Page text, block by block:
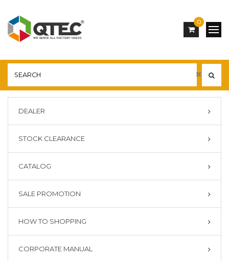
0
DEALER
STOCK CLEARANCE
CATALOG
SALE PROMOTION
HOW TO SHOPPING
CORPORATE MANUAL